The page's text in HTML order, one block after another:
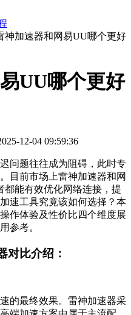
神加速器和网易UU哪个更好
UU哪个更好
12-04 09:59:36
问题往往成为阻碍，此时专
目前市场上雷神加速器和网
能有效优化网络连接，提
速工具究竟该如何选择？本
作体验及性价比四个维度展
参考。
对比介绍：
的最终效果。雷神加速器采